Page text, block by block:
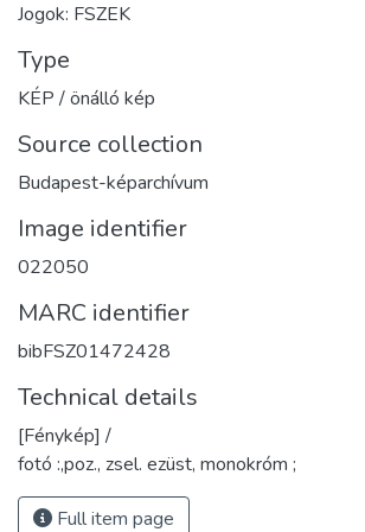
Jogok: FSZEK
Type
KÉP / önálló kép
Source collection
Budapest-képarchívum
Image identifier
022050
MARC identifier
bibFSZ01472428
Technical details
[Fénykép] /
fotó :,poz., zsel. ezüst, monokróm ;
Full item page